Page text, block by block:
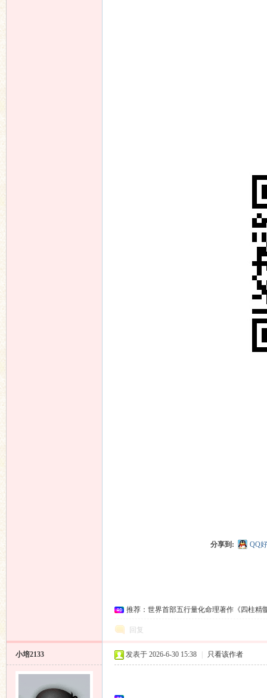
分享到: QQ
推荐：世界首部五行量化命理著作《四柱精
回复
小培2133 发表于 2026-6-30 15:38 只看该作者